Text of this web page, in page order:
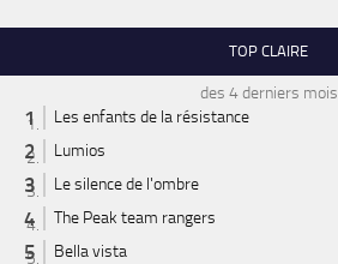
TOP CLAIRE
des 4 derniers mois
Les enfants de la résistance
Lumios
Le silence de l'ombre
The Peak team rangers
Bella vista